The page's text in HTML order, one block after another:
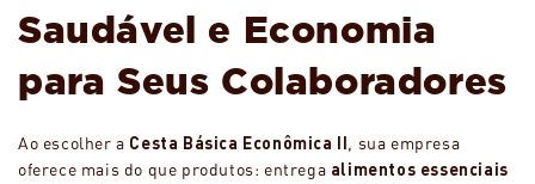
Saudável e Economia
para Seus Colaboradores
Ao escolher a Cesta Básica Econômica II, sua empresa
oferece mais do que produtos: entrega alimentos essenciais